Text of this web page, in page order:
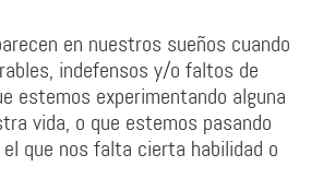
en nuestros sueños cuando
indefensos y/o faltos de
estemos experimentando alguna
vida, o que estemos pasando
que nos falta cierta habilidad o